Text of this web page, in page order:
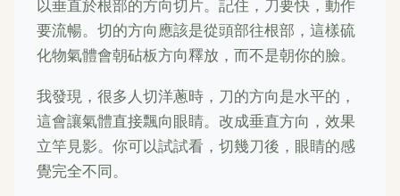
以垂直於根部的方向切片。記住，刀要快，動作
要流暢。切的方向應該是從頭部往根部，這樣硫
化物氣體會朝砧板方向釋放，而不是朝你的臉。
我發現，很多人切洋蔥時，刀的方向是水平的，
這會讓氣體直接飄向眼睛。改成垂直方向，效果
立竿見影。你可以試試看，切幾刀後，眼睛的感
覺完全不同。